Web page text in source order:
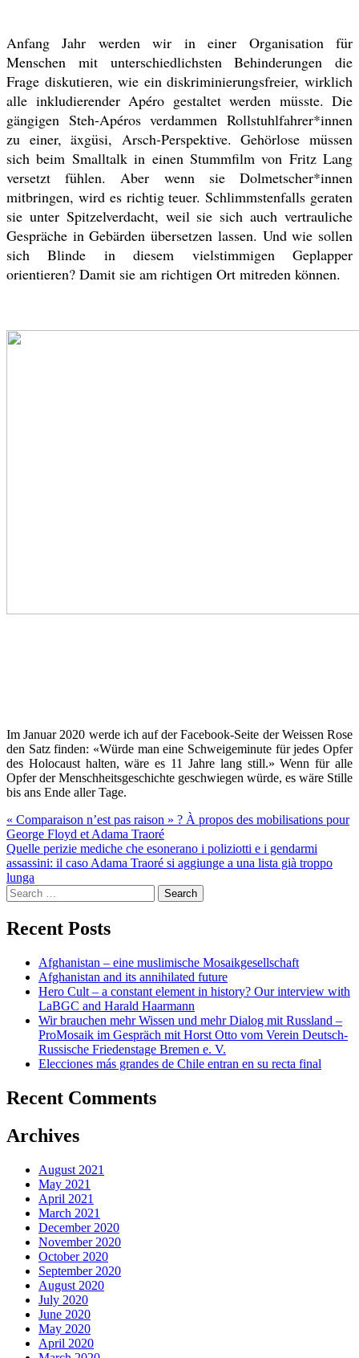
Anfang Jahr werden wir in einer Organisation für
Menschen mit unterschiedlichsten Behinderungen die
Frage diskutieren, wie ein diskriminierungsfreier, wirklich
alle inkludierender Apéro gestaltet werden müsste. Die
gängigen Steh-Apéros verdammen Rollstuhlfahrer*innen
zu einer, äxgüsi, Arsch-Perspektive. Gehörlose müssen
sich beim Smalltalk in einen Stummfilm von Fritz Lang
versetzt fühlen. Aber wenn sie Dolmetscher*innen
mitbringen, wird es richtig teuer. Schlimmstenfalls geraten
sie unter Spitzelverdacht, weil sie sich auch vertrauliche
Gespräche in Gebärden übersetzen lassen. Und wie sollen
sich Blinde in diesem vielstimmigen Geplapper
orientieren? Damit sie am richtigen Ort mitreden können.
Im Januar 2020 werde ich auf der Facebook-Seite der Weissen Rose
den Satz finden: «Würde man eine Schweigeminute für jedes Opfer
des Holocaust halten, wäre es 11 Jahre lang still.» Wenn für alle
Opfer der Menschheitsgeschichte geschwiegen würde, es wäre Stille
bis ans Ende aller Tage.
Post
navigation
« Comparaison n’est pas raison » ? À propos des mobilisations pour
George Floyd et Adama Traoré
Quelle perizie mediche che esonerano i poliziotti e i gendarmi
assassini: il caso Adama Traoré si aggiunge a una lista già troppo
lunga
Search
for:
Recent Posts
Afghanistan – eine muslimische Mosaikgesellschaft
Afghanistan and its annihilated future
Hero Cult – a constant element in history? Our interview with
LaBGC and Harald Haarmann
Wir brauchen mehr Wissen und mehr Dialog mit Russland –
ProMosaik im Gespräch mit Horst Otto vom Verein Deutsch-
Russische Friedenstage Bremen e. V.
Elecciones más grandes de Chile entran en su recta final
Recent Comments
Archives
August 2021
May 2021
April 2021
March 2021
December 2020
November 2020
October 2020
September 2020
August 2020
July 2020
June 2020
May 2020
April 2020